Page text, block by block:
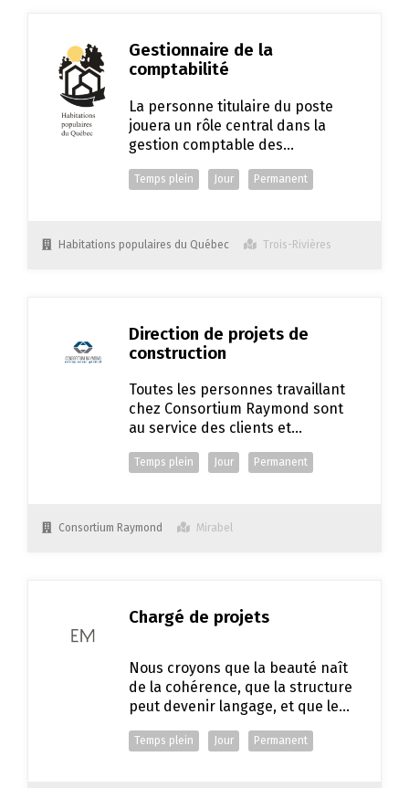
Gestionnaire de la
comptabilité
La personne titulaire du poste
jouera un rôle central dans la
gestion comptable des
âgées et des logements locatifs
location.
Temps plein Jour Permanent
Habitations populaires du Québec Trois-Rivières
Direction de projets de
construction
Toutes les personnes travaillant
chez Consortium Raymond sont
au service des clients et
de voûte de l’entreprise et le
Temps plein Jour Permanent
Consortium Raymond Mirabel
Chargé de projets
Nous croyons que la beauté naît
de la cohérence, que la structure
peut devenir langage, et que le
justesse. Un projet Embois est
Temps plein Jour Permanent